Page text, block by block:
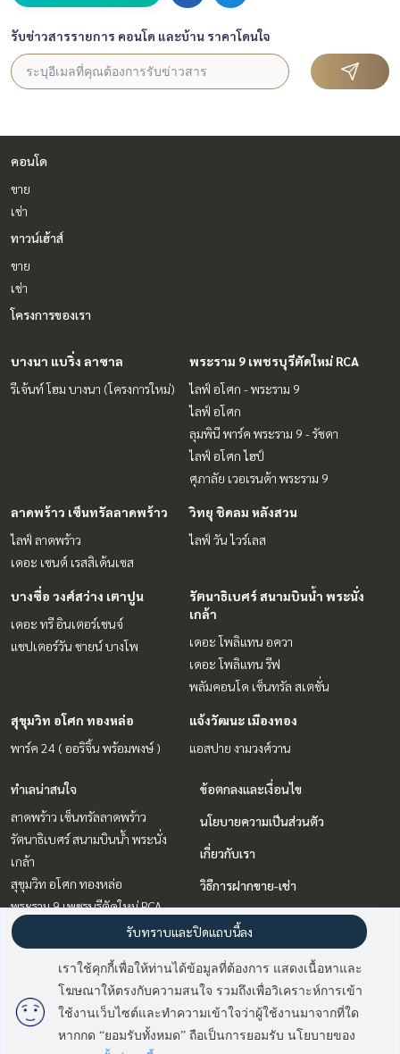
มี2คนกำลังดูประกาศนี้
รับข่าวสารรายการ คอนโด และบ้าน ราคาโดนใจ
คอนโด
ขาย
เช่า
ทาวน์เฮ้าส์
ขาย
เช่า
โครงการของเรา
บางนา แบริ่ง ลาซาล
รีเจ้นท์ โฮม บางนา (โครงการใหม่)
พระราม 9 เพชรบุรีตัดใหม่ RCA
ไลฟ์ อโศก - พระราม 9
ไลฟ์ อโศก
ลุมพินี พาร์ค พระราม 9 - รัชดา
ไลฟ์ อโศก ไฮป์
ศุภาลัย เวอเรนด้า พระราม 9
ลาดพร้าว เซ็นทรัลลาดพร้าว
ไลฟ์ ลาดพร้าว
เดอะ เซนต์ เรสสิเด้นเซส
วิทยุ ชิดลม หลังสวน
ไลฟ์ วัน ไวร์เลส
บางซื่อ วงศ์สว่าง เตาปูน
เดอะ ทรี อินเตอร์เชนจ์
แชปเตอร์วัน ชายน์ บางโพ
รัตนาธิเบศร์ สนามบินน้ำ พระนั่ง
เกล้า
เดอะ โพลิแทน อควา
เดอะ โพลิแทน รีฟ
พลัมคอนโด เซ็นทรัล สเตชั่น
สุขุมวิท อโศก ทองหล่อ
พาร์ค 24 ( ออริจิ้น พร้อมพงษ์ )
แจ้งวัฒนะ เมืองทอง
แอสปาย งามวงศ์วาน
ทำเลน่าสนใจ
ลาดพร้าว เซ็นทรัลลาดพร้าว
รัตนาธิเบศร์ สนามบินน้ำ พระนั่ง
เกล้า
สุขุมวิท อโศก ทองหล่อ
พระราม 9 เพชรบุรีตัดใหม่ RCA
บางนา แบริ่ง ลาซาล
วิทยุ ชิดลม หลังสวน
แจ้งวัฒนะ เมืองทอง
บางซื่อ วงศ์สว่าง เตาปูน
ข้อตกลงและเงื่อนไข
นโยบายความเป็นส่วนตัว
เกี่ยวกับเรา
วิธีการฝากขาย-เช่า
ติดต่อ
เราใช้คุกกี้เพื่อให้ท่านได้ข้อมูลที่ต้องการ แสดงเนื้อหาและ
โฆษณาให้ตรงกับความสนใจ รวมถึงเพื่อวิเคราะห์การเข้า
ใช้งานเว็บไซต์และทำความเข้าใจว่าผู้ใช้งานมาจากที่ใด
หากกด “ยอมรับทั้งหมด” ถือเป็นการยอมรับ นโยบายของ
รับทราบและปิดแถบนี้ลง